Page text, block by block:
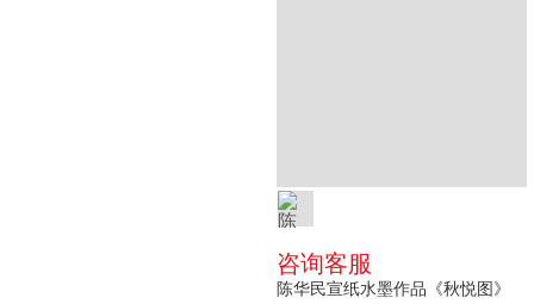
咨询客服
陈华民宣纸水墨作品《秋悦图》